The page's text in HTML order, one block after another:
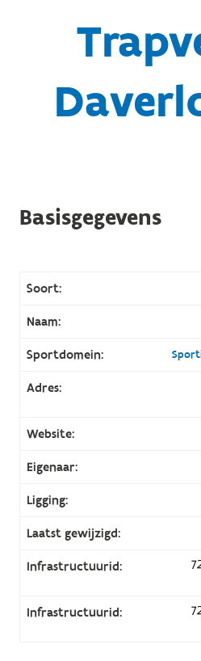
Basisgegevens
Soort:
Naam:
Sportdomein:
Adres:
Website:
Eigenaar:
Ligging:
Laatst gewijzigd:
Infrastructuurid:
Infrastructuurid: